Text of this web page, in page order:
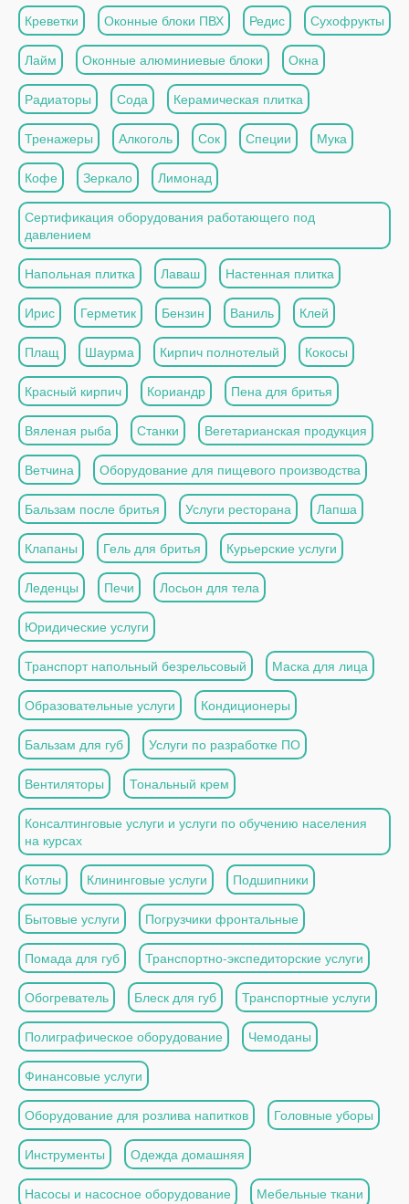
Креветки Оконные блоки ПВХ Редис Сухофрукты
Лайм Оконные алюминиевые блоки Окна
Радиаторы Сода Керамическая плитка
Тренажеры Алкоголь Сок Специи Мука
Кофе Зеркало Лимонад
Сертификация оборудования работающего под
давлением
Напольная плитка Лаваш Настенная плитка
Ирис Герметик Бензин Ваниль Клей
Плащ Шаурма Кирпич полнотелый Кокосы
Красный кирпич Кориандр Пена для бритья
Вяленая рыба Станки Вегетарианская продукция
Ветчина Оборудование для пищевого производства
Бальзам после бритья Услуги ресторана Лапша
Клапаны Гель для бритья Курьерские услуги
Леденцы Печи Лосьон для тела
Юридические услуги
Транспорт напольный безрельсовый Маска для лица
Образовательные услуги Кондиционеры
Бальзам для губ Услуги по разработке ПО
Вентиляторы Тональный крем
Консалтинговые услуги и услуги по обучению населения
на курсах
Котлы Клининговые услуги Подшипники
Бытовые услуги Погрузчики фронтальные
Помада для губ Транспортно-экспедиторские услуги
Обогреватель Блеск для губ Транспортные услуги
Полиграфическое оборудование Чемоданы
Финансовые услуги
Оборудование для розлива напитков Головные уборы
Инструменты Одежда домашняя
Насосы и насосное оборудование Мебельные ткани